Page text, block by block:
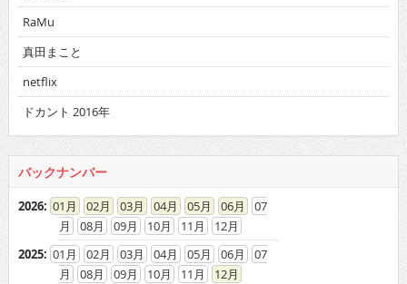
RaMu
真田まこと
netflix
ドカント 2016年
バックナンバー
2026: 01 02 03 04 05 06
07
08
09 10 11
12
2025: 01 02 03 04 05 06
07
08
09 10 11
12